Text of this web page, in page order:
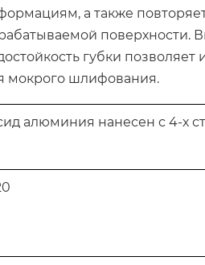
а также
поверхности.
губки позволяет
мокрого шлифования.
алюминия нанесен с 4-х